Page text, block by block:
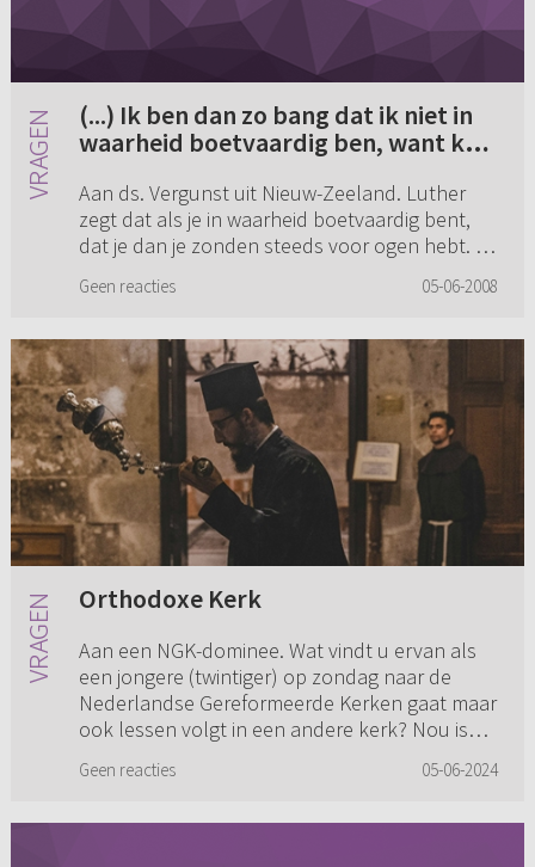
(...) Ik ben dan zo bang dat ik niet in
waarheid boetvaardig ben, want ken
er maar geen zekerheid. Zo blijft de
angstige twijfel (...)
Aan ds. Vergunst uit Nieuw-Zeeland. Luther
zegt dat als je in waarheid boetvaardig bent,
dat je dan je zonden steeds voor ogen hebt. Ik
boetvaardig ben, want ke...
Geen reacties 05-06-2008
Orthodoxe Kerk
Aan een NGK-dominee. Wat vindt u ervan als
een jongere (twintiger) op zondag naar de
Nederlandse Gereformeerde Kerken gaat maar
ook lessen volgt in een andere kerk? Nou is
Geen reacties 05-06-2024